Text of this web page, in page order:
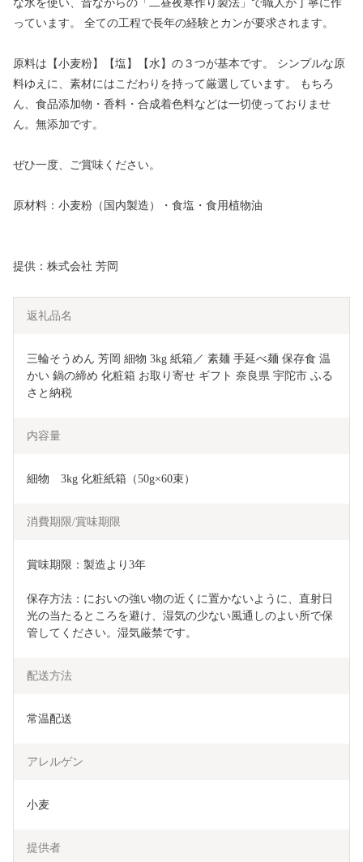
な水を使い、昔ながらの「二昼夜寒作り製法」で職人が丁寧に作
っています。 全ての工程で長年の経験とカンが要求されます。
原料は【小麦粉】【塩】【水】の３つが基本です。 シンプルな原
料ゆえに、素材にはこだわりを持って厳選しています。 もちろ
ん、食品添加物・香料・合成着色料などは一切使っておりませ
ん。無添加です。
ぜひ一度、ご賞味ください。
原材料：小麦粉（国内製造）・食塩・食用植物油
提供：株式会社 芳岡
返礼品名
三輪そうめん 芳岡 細物 3kg 紙箱／ 素麺 手延べ麺 保存食 温
かい 鍋の締め 化粧箱 お取り寄せ ギフト 奈良県 宇陀市 ふる
さと納税
内容量
細物　3kg 化粧紙箱（50g×60束）
消費期限/賞味期限
賞味期限：製造より3年
保存方法：においの強い物の近くに置かないように、直射日
光の当たるところを避け、湿気の少ない風通しのよい所で保
管してください。湿気厳禁です。
配送方法
常温配送
アレルゲン
小麦
提供者